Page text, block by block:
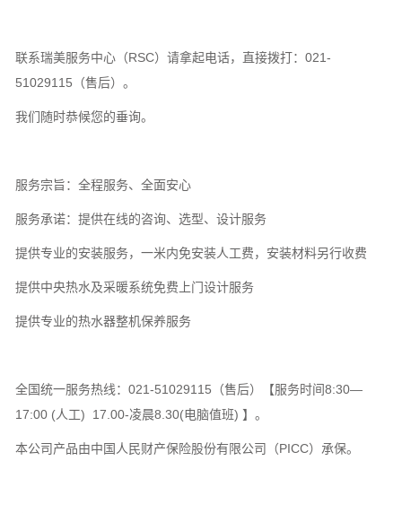
联系瑞美服务中心（RSC）请拿起电话，直接拨打：021-
51029115（售后）。
我们随时恭候您的垂询。
服务宗旨：全程服务、全面安心
服务承诺：提供在线的咨询、选型、设计服务
提供专业的安装服务，一米内免安装人工费，安装材料另行收费
提供中央热水及采暖系统免费上门设计服务
提供专业的热水器整机保养服务
全国统一服务热线：021-51029115（售后）【服务时间8:30—
17:00 (人工) 17.00-凌晨8.30(电脑值班) 】。
本公司产品由中国人民财产保险股份有限公司（PICC）承保。